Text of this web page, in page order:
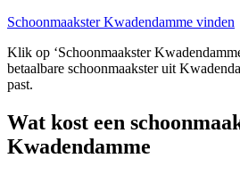
Schoonmaakster Kwadendamme vinden
Klik op ‘Schoonmaakster
betaalbare schoonmaakster uit
past.
Wat kost een
Kwadendamme